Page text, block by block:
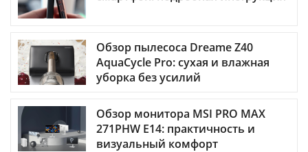
Обзор пылесоса Dreame Z40
AquaCycle Pro: сухая и влажная
уборка без усилий
Обзор монитора MSI PRO MAX
271PHW E14: практичность и
визуальный комфорт